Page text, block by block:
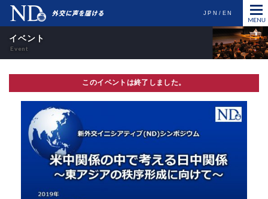
JPN EN
イベント
このイベントは終了しました。